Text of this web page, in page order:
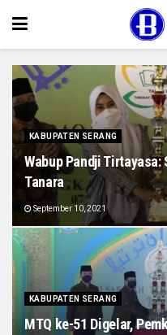
KABUPATEN SERANG
Wabup Pandji
Tanara
September 10, 2021
KABUPATEN SERANG
MTQ ke-51 Digelar,